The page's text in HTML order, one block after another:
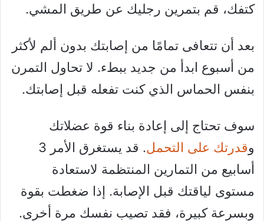
كتفك، قم بتمرين رجليك عن طريق المشي.
بعد أن تتعافى تمامًا من إصابتك بدون ألم لأكثر
من أسبوع ابدأ من جديد ببطء. لا تحاول التمرن
بنفس الحماس الذي كنت تفعله قبل إصابتك.
سوف تحتاج إلى إعادة بناء قوة عضلاتك
وقدرتك على التحمل
. قد يستغرق الأمر 3
أسابيع من التمارين المنتظمة لاستعادة
مستوى لياقتك قبل الإصابة. إذا ضغطت بقوة
وبسرعة كبيرة، فقد تصيب نفسك مرة أخرى.